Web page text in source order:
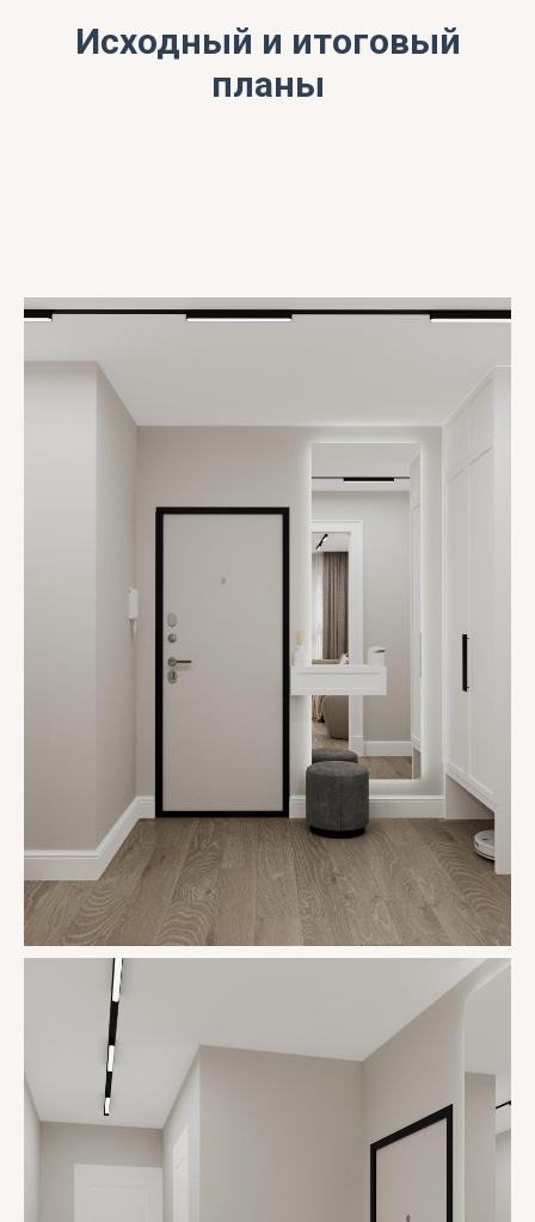
Исходный и итоговый
планы